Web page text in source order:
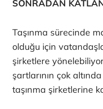
SONRADAN
Taşınma sürecinde
olduğu için
şirketlere
şartlarının çok
taşınma şirketlerine